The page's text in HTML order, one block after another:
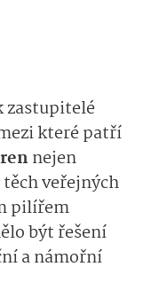
zastupitelé
které patří
nejen
veřejných
pilířem
být řešení
a námořní